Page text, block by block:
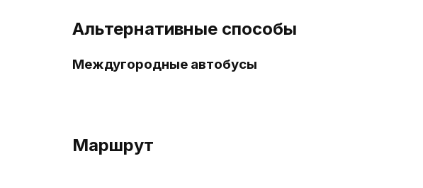
Альтернативные способы
Междугородные автобусы
Маршрут